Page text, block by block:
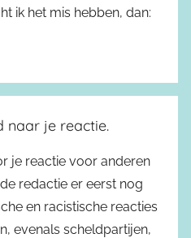
ik het mis hebben, dan:
naar je reactie.
je reactie voor anderen
redactie er eerst nog
en racistische reacties
evenals scheldpartijen,